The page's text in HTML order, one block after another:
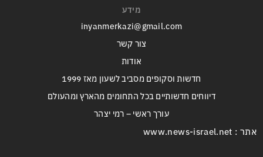
מידע
inyanmerkazi@gmail.com
צור קשר
אודות
חדשות וסקופים מסביב לשעון מאז 1999
דיווחים חדשותיים בכל התחומים מהארץ ומהעולם
עורך ראשי – רמי יצהר
אתר : www.news-israel.net